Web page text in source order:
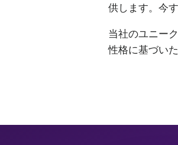
供します。今
当社のユニー
性格に基づい